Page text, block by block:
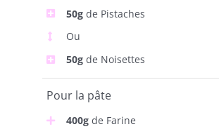
50gde Pistaches
Ou
50gde Noisettes
Pour la pâte
400gde Farine